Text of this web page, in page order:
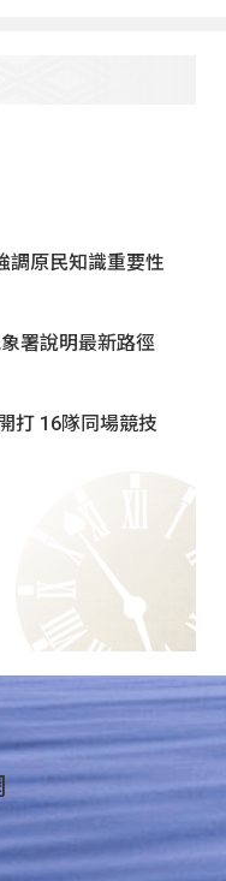
調原民知識重要性
署說明最新路徑
打 16隊同場競技